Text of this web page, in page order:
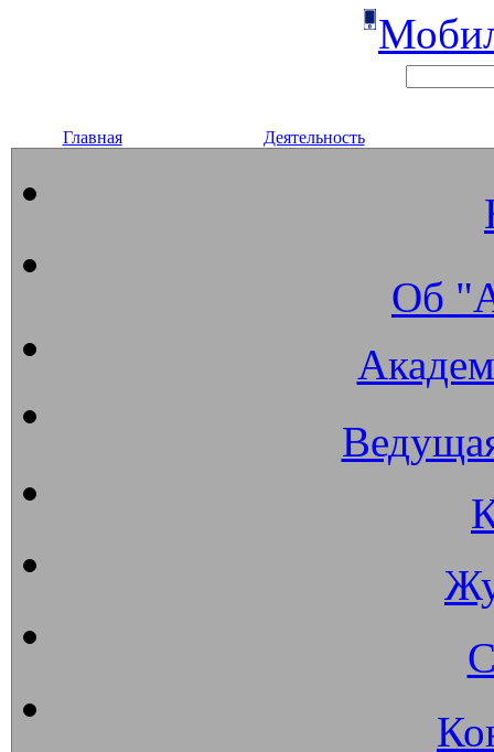
Главная Деятельность
Об